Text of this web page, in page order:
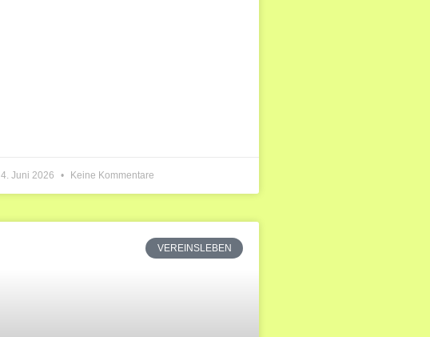
4. Juni 2026 Keine Kommentare
VEREINSLEBEN